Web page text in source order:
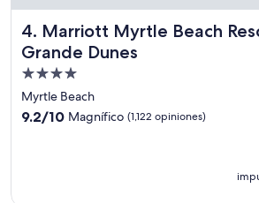
o
s
p
s
c
i
n
4. Marriott Myrtle Beach
Grande Dunes
Marriott Myrtle Beach Resort & Spa
Propiedad
de
4.0
estrellas
Myrtle Beach
9.2
9.2/10 Magnífico (1,122 opiniones)